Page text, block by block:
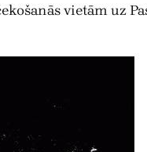
vietām uz